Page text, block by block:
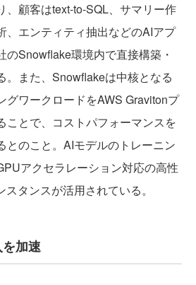
、顧客はtext-to-SQL、サマリー作
、エンティティ抽出などのAIアプ
のSnowflake環境内で直接構築・
。また、Snowflakeは中核となる
グワークロードをAWS Gravitonプ
ことで、コストパフォーマンスを
とのこと。AIモデルのトレーニン
アクセラレーション対応の高性
タンスが活用されている。
加速